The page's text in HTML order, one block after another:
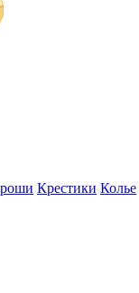
Крестики Колье